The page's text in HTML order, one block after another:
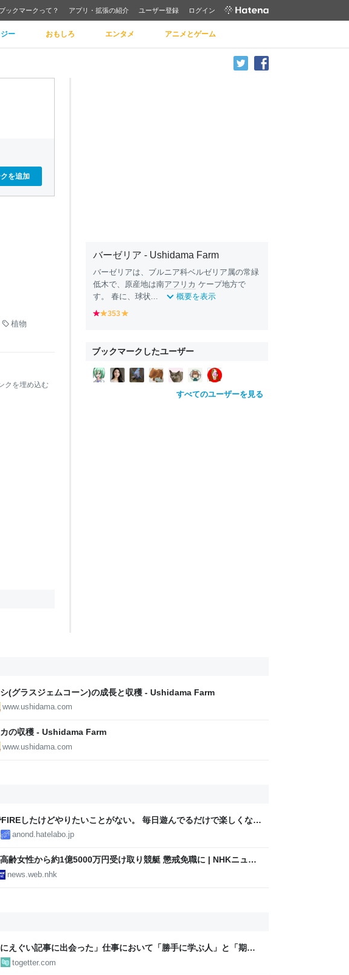
ックマークって？ アプリ・拡張の紹介 ユーザー登録 ログイン
ー おもしろ エンタメ アニメとゲーム
を追加
植物
クを埋め込む
バーゼリア - Ushidama Farm
バーゼリアは、ブルニア科ベルゼリア属の常緑
低木で、原産地は南アフリカ ケープ地方で
す。 春に、球状...
概要を表示
r y
o
w
353
o
ブックマークしたユーザー
すべてのユーザーを見る
シ(グラスジェムコーン)の成長と収穫 - Ushidama Farm
www.ushidama.com
の収穫 - Ushidama Farm
www.ushidama.com
したけどやりたいことがない。 毎日遊んでるだけで楽しくな
anond.hatelabo.jp
齢女性から約1億5000万円受け取り競艇 懲戒免職に | NHKニュー
news.web.nhk
にえぐい記事に出会った」仕事において「勝手に学ぶ人」と「期待
」の開きがとても大きい、という意見に共感が集まる
togetter.com